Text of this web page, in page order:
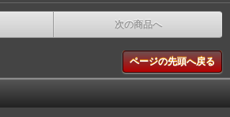
次の商品へ
ページの先頭へ戻る